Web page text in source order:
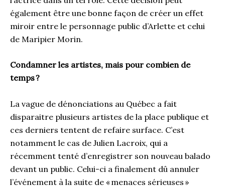
également être une bonne façon de créer un effet
miroir entre le personnage public d’Arlette et celui
de Maripier Morin.
Condamner les artistes, mais pour combien de
temps?
La vague de dénonciations au Québec a fait
disparaitre plusieurs artistes de la place publique et
ces derniers tentent de refaire surface. C’est
notamment le cas de Julien Lacroix, qui a
récemment tenté d’enregistrer son nouveau balado
devant un public. Celui-ci a finalement dû annuler
l’événement à la suite de « menaces sérieuses »